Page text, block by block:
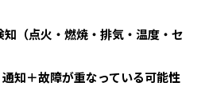
（点火・燃焼・排気・温度・セ
知＋故障が重なっている可能性